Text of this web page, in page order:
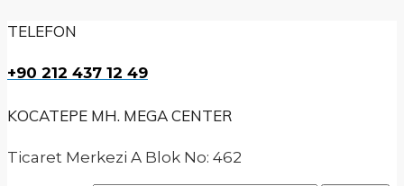
TELEFON
+90 212 437 12 49
KOCATEPE MH. MEGA CENTER
Ticaret Merkezi A Blok No: 462